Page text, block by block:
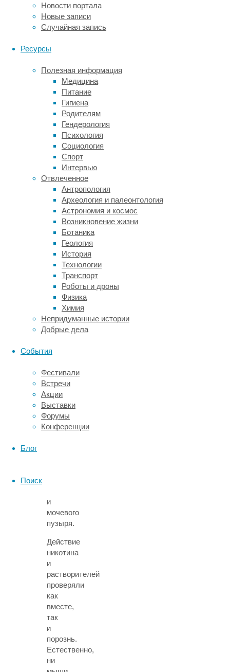
Новости портала
Новые записи
Случайная запись
Ресурсы
Полезная информация
Медицина
Питание
Гигиена
Родителям
Гендерология
Психология
Социология
Спорт
Интервью
Отвлеченное
Антропология
Археология и палеонтология
Астрономия и космос
Возникновение жизни
Ботаника
Геология
История
Технологии
Транспорт
Роботы и дроны
Физика
Химия
Непридуманные истории
Добрые дела
События
Фестивали
Встречи
Акции
Выставки
Форумы
Конференции
Блог
Поиск
на
деле
может
так,
и
е-
сигареты
вредны
так
же,
как
обычные.
Исследователи
из
Нью-
Йоркского
университета
вместо
того,
чтобы
искать
канцерогенные
вещества
аэрозолях
из
е-
сигарет,
проверили,
действует
их
пар
на
мышей
и
и
мочевого
пузыря.
Действие
никотина
и
растворителей
проверяли
как
вместе,
так
и
порознь.
Естественно,
ни